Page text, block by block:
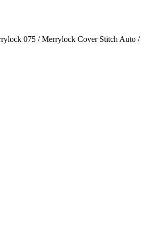
075 / Merrylock Cover Stitch Auto /